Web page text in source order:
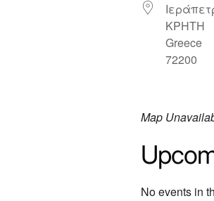
ΚΡΗΤΗ
Greece
72200
Map
No events in